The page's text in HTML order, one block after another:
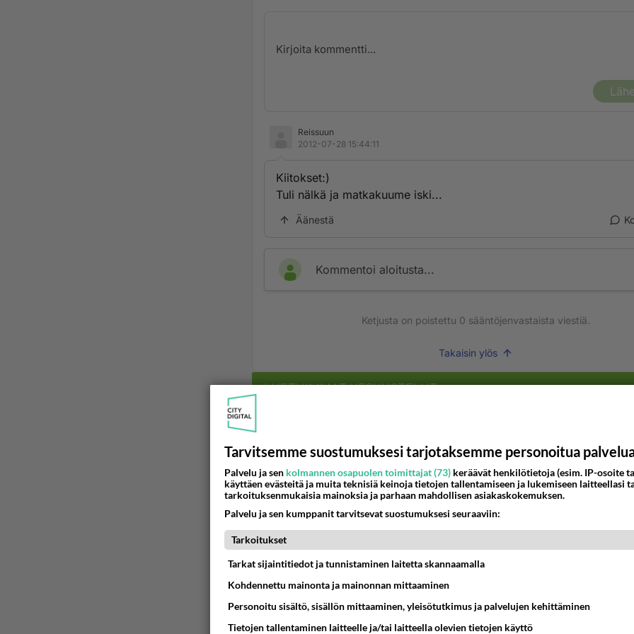
Reissuun
2012-07-28 15:44:11
Kiitokset:)
Tuli nälkä ja matkakuume iski...
Äänestä
Kommentoi aloitusta...
Ketjusta on poistettu 0 sääntöjenvastaista viestiä.
Takaisin ylös
LUETUIMMAT KESKUSTELUT
Martinan bisneksillä ei mene hyvin
05.08.2026 05:51 Kotimaiset julkkisjuorut
05.08.2026 07:23 Kotimaiset julkkisjuorut
Mitä töitä kaivattusi on tehnyt?
05.08.2026 13:25
Ikävä
Voiko meidän välit
Tarvitsemme suostumuksesi tarjotaksemme personoitua
Palvelu ja sen kolmannen osapuolen toimittajat (73) keräävät henkilötietoja (esim. IP-osoite
käyttäen evästeitä ja muita teknisiä keinoja tietojen tallentamiseen ja lukemiseen laitteellasi
tarkoituksenmukaisia mainoksia ja parhaan mahdollisen asiakaskokemuksen.
Palvelu ja sen kumppanit tarvitsevat suostumuksesi seuraaviin:
Tarkoitukset
Tarkat sijaintitiedot ja tunnistaminen laitetta skannaamalla
Kohdennettu mainonta ja mainonnan mittaaminen
Personoitu sisältö, sisällön mittaaminen, yleisötutkimus ja palvelujen kehittäminen
Tietojen tallentaminen laitteelle ja/tai laitteella olevien tietojen käyttö